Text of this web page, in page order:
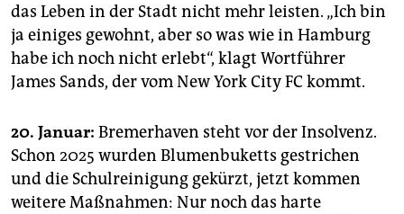
das Leben in der Stadt nicht mehr leisten. „Ich bin
ja einiges gewohnt, aber so was wie in Hamburg
habe ich noch nicht erlebt“, klagt Wortführer
James Sands, der vom New York City FC kommt.
20. Januar: Bremerhaven steht vor der Insolvenz.
Schon 2025 wurden Blumenbuketts gestrichen
und die Schulreinigung gekürzt, jetzt kommen
weitere Maßnahmen: Nur noch das harte